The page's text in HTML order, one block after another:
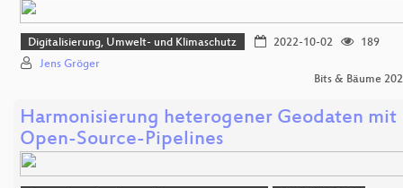
Digitalisierung, Umwelt- und Klimaschutz 2022-10-02
189
Jens Gröger
Bits & Bäume
Harmonisierung heterogener Geodaten mit
Open-Source-Pipelines